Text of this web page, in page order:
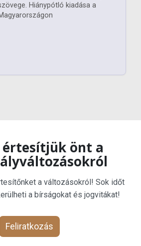
Hiánypótló kiadása a
értesítjük önt a
a változásokról! Sok időt
a bírságokat és jogvitákat!
Feliratkozás